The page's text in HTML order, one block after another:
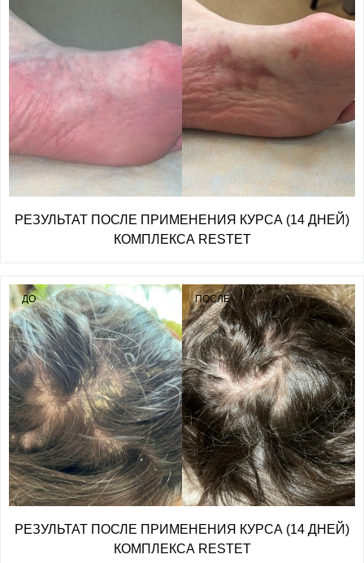
РЕЗУЛЬТАТ ПОСЛЕ ПРИМЕНЕНИЯ КУРСА (14 ДНЕЙ)
КОМПЛЕКСА RESTET
ДО ПОСЛЕ
РЕЗУЛЬТАТ ПОСЛЕ ПРИМЕНЕНИЯ КУРСА (14 ДНЕЙ)
КОМПЛЕКСА RESTET